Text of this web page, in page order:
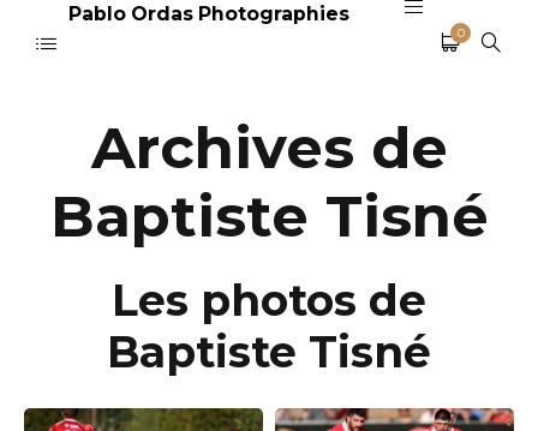
Pablo Ordas Photographies
0
Archives de
Baptiste Tisné
Les photos de
Baptiste Tisné